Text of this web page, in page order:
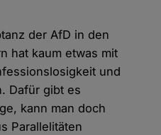
der AfD in den
hat kaum etwas mit
und
Dafür gibt es
kann man doch
Parallelitäten